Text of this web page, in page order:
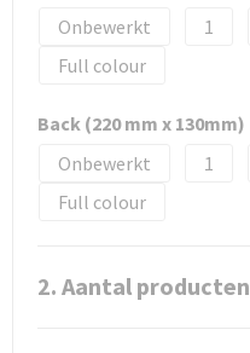
Onbewerkt
1
Full colour
Back (220 mm x 130mm)
Onbewerkt
1
Full colour
2. Aantal producten